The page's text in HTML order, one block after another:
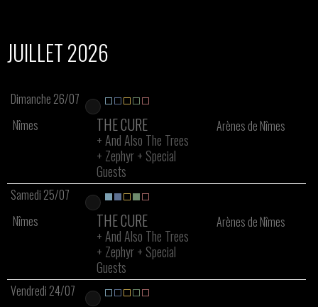
JUILLET 2026
Dimanche 26/07
Nîmes
THE CURE
+ And Also The Trees
+ Zephyr+ Special
Guests
Arènes de Nîmes
Samedi 25/07
Nîmes
THE CURE
+ And Also The Trees
+ Zephyr+ Special
Guests
Arènes de Nîmes
Vendredi 24/07